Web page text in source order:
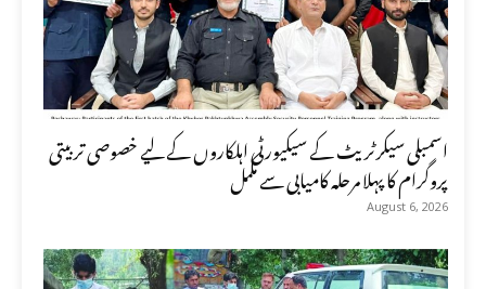
اسمبلی سیکرٹریٹ کے سیکیورٹی اہلکاروں کے لیے خصوصی تربیتی
پروگرام کا پہلا مرحلہ کامیابی سے مکمل
August 6, 2026